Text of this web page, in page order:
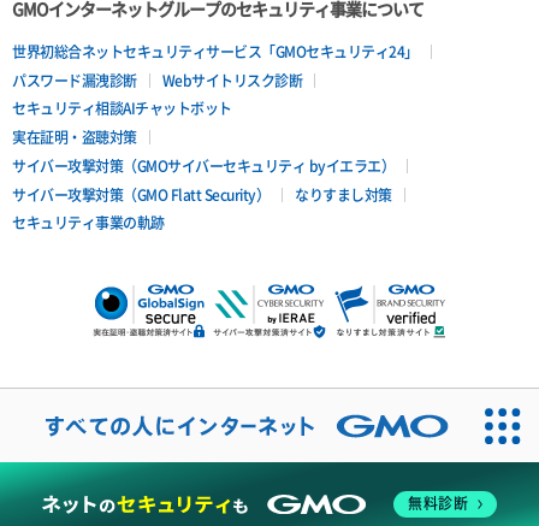
GMOインターネットグループのセキュリティ事業について
世界初総合ネットセキュリティサービス「GMOセキュリティ24」
パスワード漏洩診断
Webサイトリスク診断
セキュリティ相談AIチャットボット
実在証明・盗聴対策
サイバー攻撃対策（GMOサイバーセキュリティ byイエラエ）
サイバー攻撃対策（GMO Flatt Security）
なりすまし対策
セキュリティ事業の軌跡
無料診断